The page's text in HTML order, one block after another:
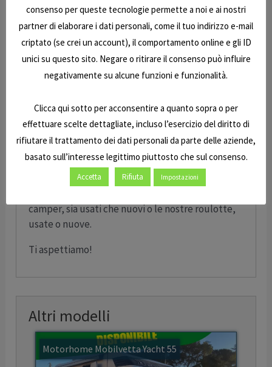
Mobilvetta, McLouis, Ilusion e tante altre, tutti
in ottime condizioni, con test e verifiche
strutturali e delle forniture interne.
Tutti i mezzi sono verificati, igienizzati e
preparati per la vendita perché operiamo
infiltrazioni alla scocca, dal mobilio agli impianti,
tutto con la garanzia di conformità E7 Caravan.
Cerca il tuo prossimo camper o la tua roulotte e
chiamaci (075 60 94 51) per prenotare un
appuntamento con il nostro personale. Se vuoi
camper, sia usati che nuovi o le nostre roulotte,
usate o nuove.
Ti aspettiamo!
Altri modelli
Motorhome Mobilvetta Yacht 55
consenso per queste tecnologie permette a noi e ai nostri
partner di elaborare i dati personali, come il tuo indirizzo e-mail
criptato (se crei un account), il comportamento online e gli ID
unici su questo sito. Negare o ritirare il consenso può influire
negativamente su alcune funzioni e funzionalità.
Clicca qui sotto per acconsentire a quanto sopra o per
effettuare scelte dettagliate, incluso l’esercizio del diritto di
rifiutare il trattamento dei dati personali da parte delle aziende,
basato sull’interesse legittimo piuttosto che sul consenso.
Accetta Rifiuta Impostazioni